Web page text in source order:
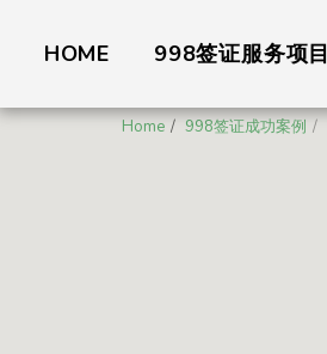
HOME 998签证服务项目
Home 998签证成功案例